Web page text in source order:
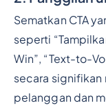
Sematkan CTA
seperti
Win”, “Text-to-
secara
pelanggan dan